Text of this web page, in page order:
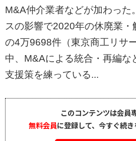
M&A仲介業者などが加わった
スの影響で2020年の休廃業・
の4万9698件（東京商工リサ
中、M&Aによる統合・再編な
支援策を練っている...
このコンテンツは会員
無料会員に登録して、今すぐ続